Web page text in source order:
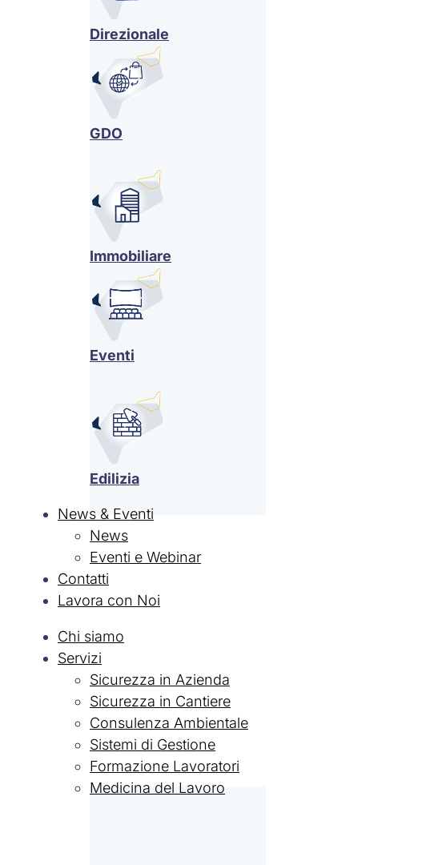
Direzionale
GDO
Immobiliare
Eventi
Edilizia
News & Eventi
News
Eventi e Webinar
Contatti
Lavora con Noi
Chi siamo
Servizi
Sicurezza in Azienda
Sicurezza in Cantiere
Consulenza Ambientale
Sistemi di Gestione
Formazione Lavoratori
Medicina del Lavoro